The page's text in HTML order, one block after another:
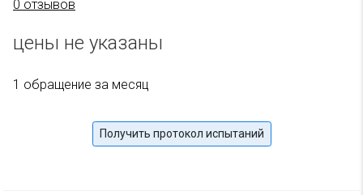
0 отзывов
цены не указаны
1 обращение за месяц
Получить протокол испытаний